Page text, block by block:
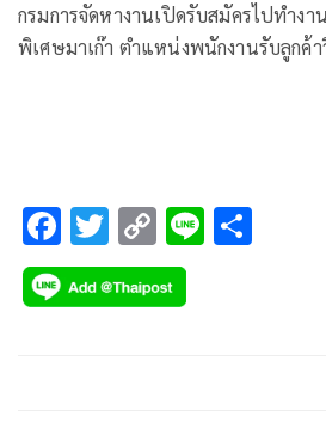
กรมการจัดหางานเปิดรับสมัครไปทำงา
พิเศษมาเก๊า ตำแหน่งพนักงานรับลูกค้
F
ac
e
T
wi
tt
C
o
p
Li